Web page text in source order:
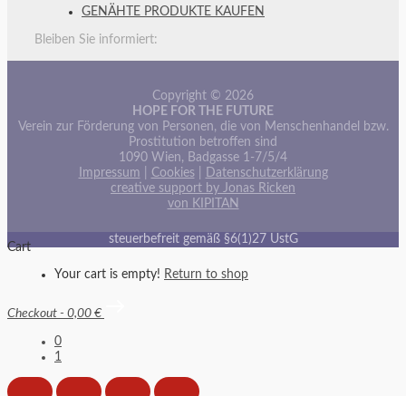
GENÄHTE PRODUKTE KAUFEN
Bleiben Sie informiert:
Copyright © 2026
HOPE FOR THE FUTURE
Verein zur Förderung von Personen, die von Menschenhandel bzw.
Prostitution betroffen sind
1090 Wien, Badgasse 1-7/5/4
Impressum
Cookies|
Datenschutzerklärung
creative support by Jonas Ricken
von KIPITAN
steuerbefreit gemäß §6(1)27 UstG
Cart
Your cart is empty! Return to shop
Checkout - 0,00 €
0
1